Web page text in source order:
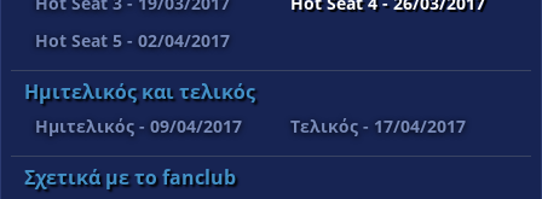
Hot Seat 5 - 02/04/2017
Ημιτελικός και τελικός
Ημιτελικός - 09/04/2017 Τελικός - 17/04/2017
Σχετικά με το fanclub